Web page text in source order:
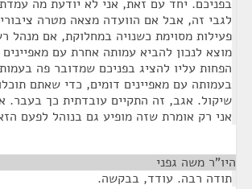
בפניכם. יחד עם זאת, אני לא יודעת מה
לגבי זה, אבל אם הוועדה מצאה מטרה
פעילות מסוימת כשנויה במחלוקת, אם מנהל
מוצא לנכון להביא עמותה אחרת עם
הפחות עליו להציג בפניכם שמדובר פה
בעמותה עם מאפיינים דומים, כדי שאתם
שיקול. אגב, זה התקיים עובדתית כך בעבר.
אני רק אומרת שזה מופיע גם בנוהל לפעם
היו"ר משה גפני
תודה רבה. עודד, בבקשה.